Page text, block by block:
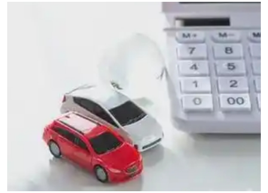
选择车辆抵押贷款呢？ 【额度高】：根据信 ...